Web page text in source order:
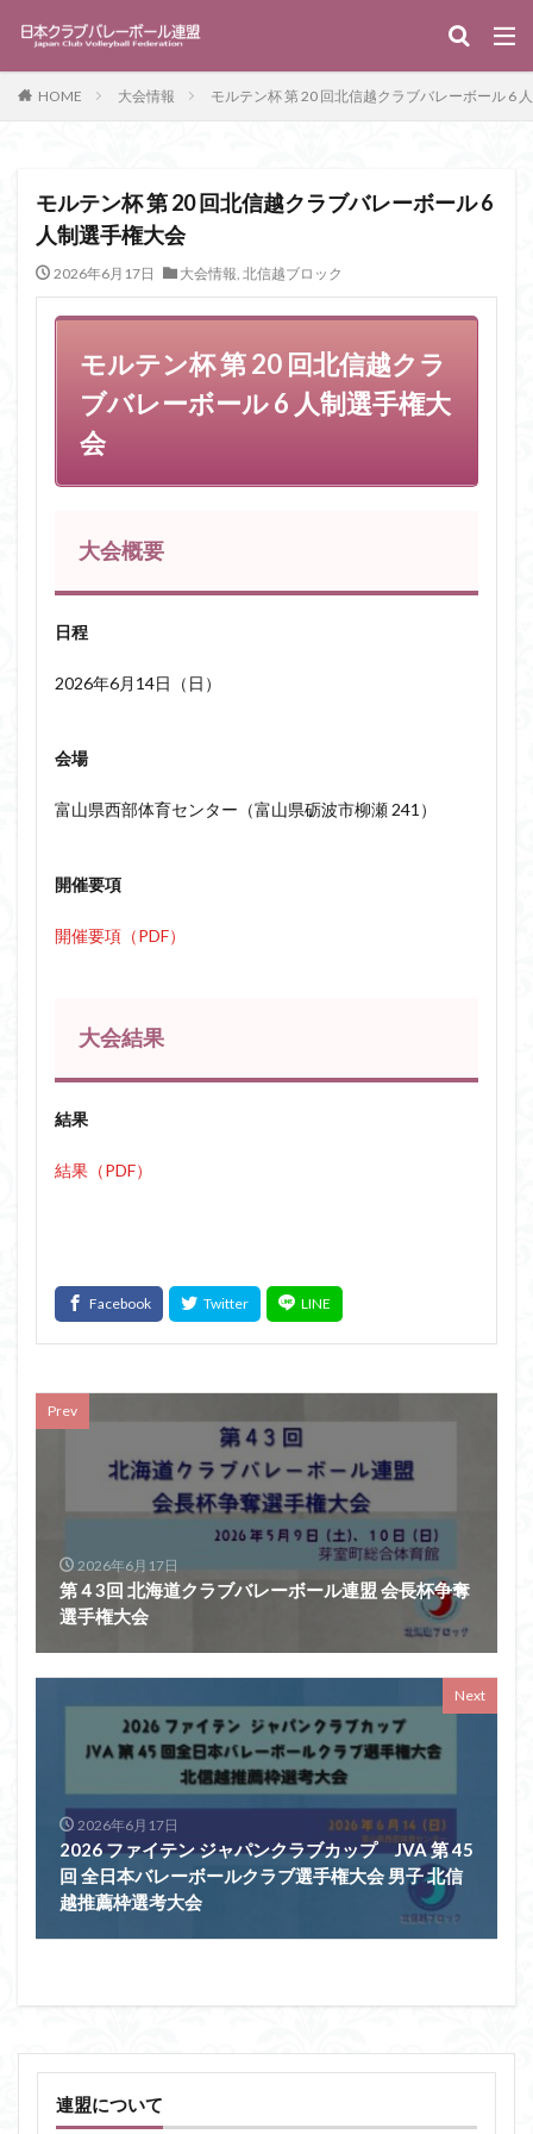
HOME 大会情報 モルテン杯 第 20 回北信越クラブバレーボール 6
モルテン杯 第 20 回北信越クラブバレーボール 6
人制選手権大会
2026年6月17日 大会情報, 北信越ブロック
モルテン杯 第 20 回北信越クラ
ブバレーボール 6 人制選手権大
会
大会概要
日程
2026年6月14日（日）
会場
富山県西部体育センター（富山県砺波市柳瀬 241）
開催要項
開催要項（PDF）
大会結果
結果
結果（PDF）
Prev
2026年6月17日
第４3回 北海道クラブバレーボール連盟 会長杯争奪
選手権大会
Next
2026年6月17日
2026 ファイテン ジャパンクラブカップ JVA 第 45
回 全日本バレーボールクラブ選手権大会 男子 北信
越推薦枠選考大会
連盟について
タグ
検索